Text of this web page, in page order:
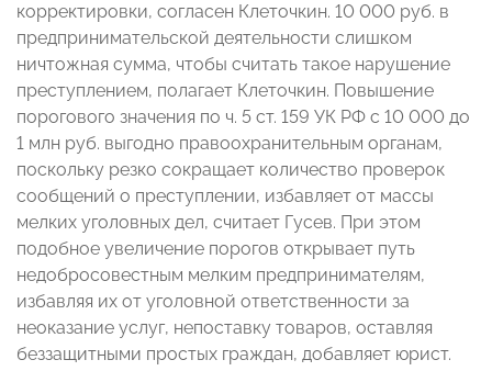
корректировки, согласен Клеточкин. 10 000 руб. в
предпринимательской деятельности слишком
ничтожная сумма, чтобы считать такое нарушение
преступлением, полагает Клеточкин. Повышение
порогового значения по ч. 5 ст. 159 УК РФ с 10 000 до
1 млн руб. выгодно правоохранительным органам,
поскольку резко сокращает количество проверок
сообщений о преступлении, избавляет от массы
мелких уголовных дел, считает Гусев. При этом
подобное увеличение порогов открывает путь
недобросовестным мелким предпринимателям,
избавляя их от уголовной ответственности за
неоказание услуг, непоставку товаров, оставляя
беззащитными простых граждан, добавляет юрист.